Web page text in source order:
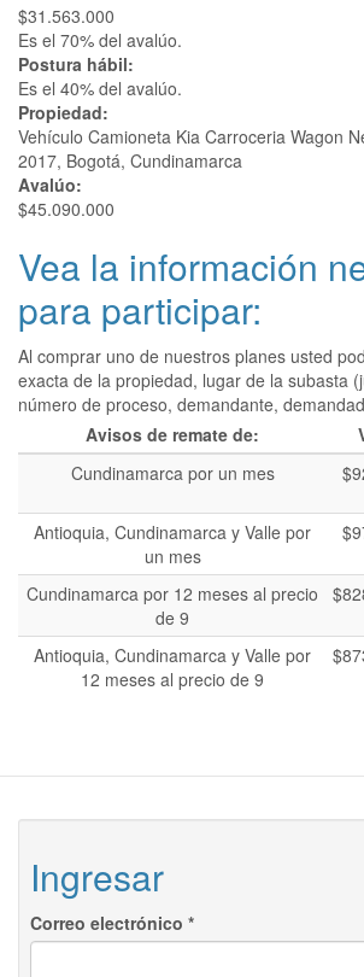
$31.563.000
Es el 70% del avalúo.
Postura hábil:
Es el 40% del avalúo.
Propiedad:
Vehículo Camioneta Kia Carroceria Wagon
2017, Bogotá, Cundinamarca
Avalúo:
$45.090.000
Vea la información
para participar:
Al comprar uno de nuestros planes usted
exacta de la propiedad, lugar de la subasta
número de proceso, demandante,
Avisos de remate de:
Cundinamarca por un mes
Antioquia, Cundinamarca y Valle por
un mes
Cundinamarca por 12 meses al precio
de 9
Antioquia, Cundinamarca y Valle por
12 meses al precio de 9
Ingresar
Correo electrónico *